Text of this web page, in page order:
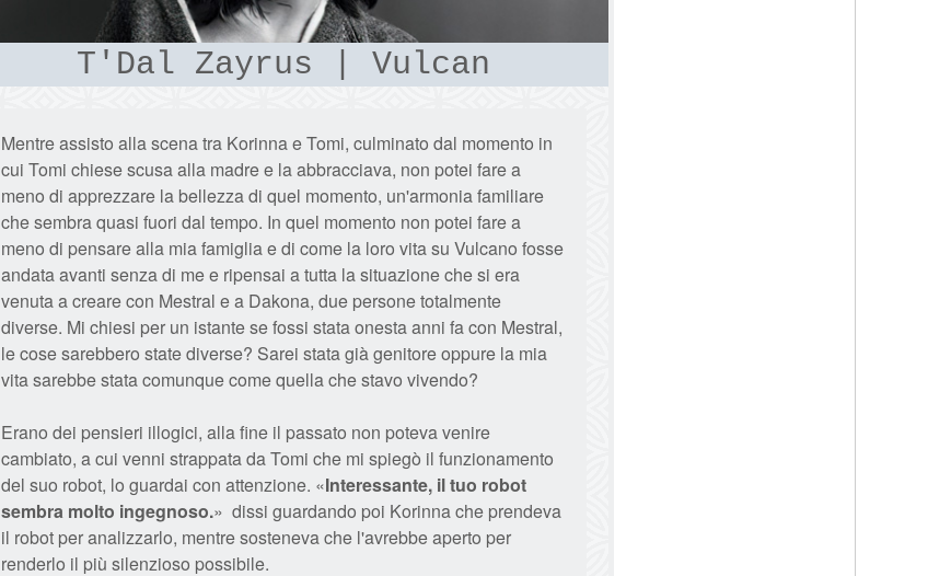
T'Dal Zayrus | Vulcan
Mentre assisto alla scena tra Korinna e Tomi, culminato dal momento in
cui Tomi chiese scusa alla madre e la abbracciava, non potei fare a
meno di apprezzare la bellezza di quel momento, un'armonia familiare
che sembra quasi fuori dal tempo. In quel momento non potei fare a
meno di pensare alla mia famiglia e di come la loro vita su Vulcano fosse
andata avanti senza di me e ripensai a tutta la situazione che si era
venuta a creare con Mestral e a Dakona, due persone totalmente
diverse. Mi chiesi per un istante se fossi stata onesta anni fa con Mestral,
le cose sarebbero state diverse? Sarei stata già genitore oppure la mia
vita sarebbe stata comunque come quella che stavo vivendo?
Erano dei pensieri illogici, alla fine il passato non poteva venire
cambiato, a cui venni strappata da Tomi che mi spiegò il funzionamento
del suo robot, lo guardai con attenzione. «Interessante, il tuo robot
sembra molto ingegnoso.» dissi guardando poi Korinna che prendeva
il robot per analizzarlo, mentre sosteneva che l'avrebbe aperto per
renderlo il più silenzioso possibile.